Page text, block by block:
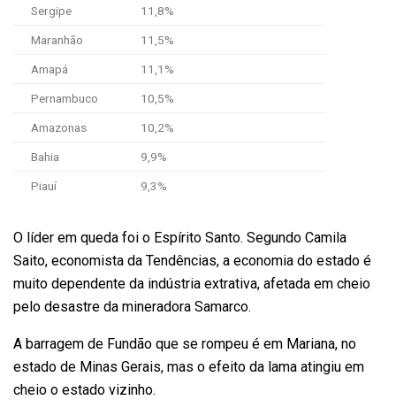
Sergipe 11,8%
Maranhão 11,5%
Amapá 11,1%
Pernambuco 10,5%
Amazonas 10,2%
Bahia 9,9%
Piauí 9,3%
O líder em queda foi o Espírito Santo. Segundo Camila
Saito, economista da Tendências, a economia do estado é
muito dependente da indústria extrativa, afetada em cheio
pelo desastre da mineradora Samarco.
A barragem de Fundão que se rompeu é em Mariana, no
estado de Minas Gerais, mas o efeito da lama atingiu em
cheio o estado vizinho.